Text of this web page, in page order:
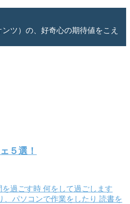
ツ）の、好奇心の期待値をこえ
５選！
過ごす時 何をして過ごします
、パソコンで作業をしたり 読書を